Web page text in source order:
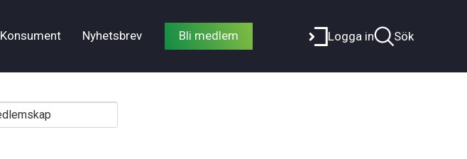
Konsument Nyhetsbrev Bli medlem Logga in Sök